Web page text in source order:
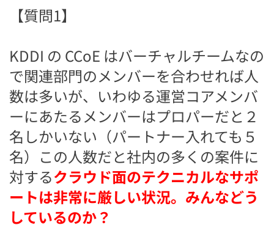
【質問1】
KDDI の CCoE はバーチャルチームなの
で関連部門のメンバーを合わせれば人
数は多いが、いわゆる運営コアメンバ
ーにあたるメンバーはプロパーだと２
名しかいない（パートナー入れても５
名） この人数だと社内の多くの案件に
対するクラウド面のテクニカルなサポ
ートは非常に厳しい状況。みんなどう
しているのか？